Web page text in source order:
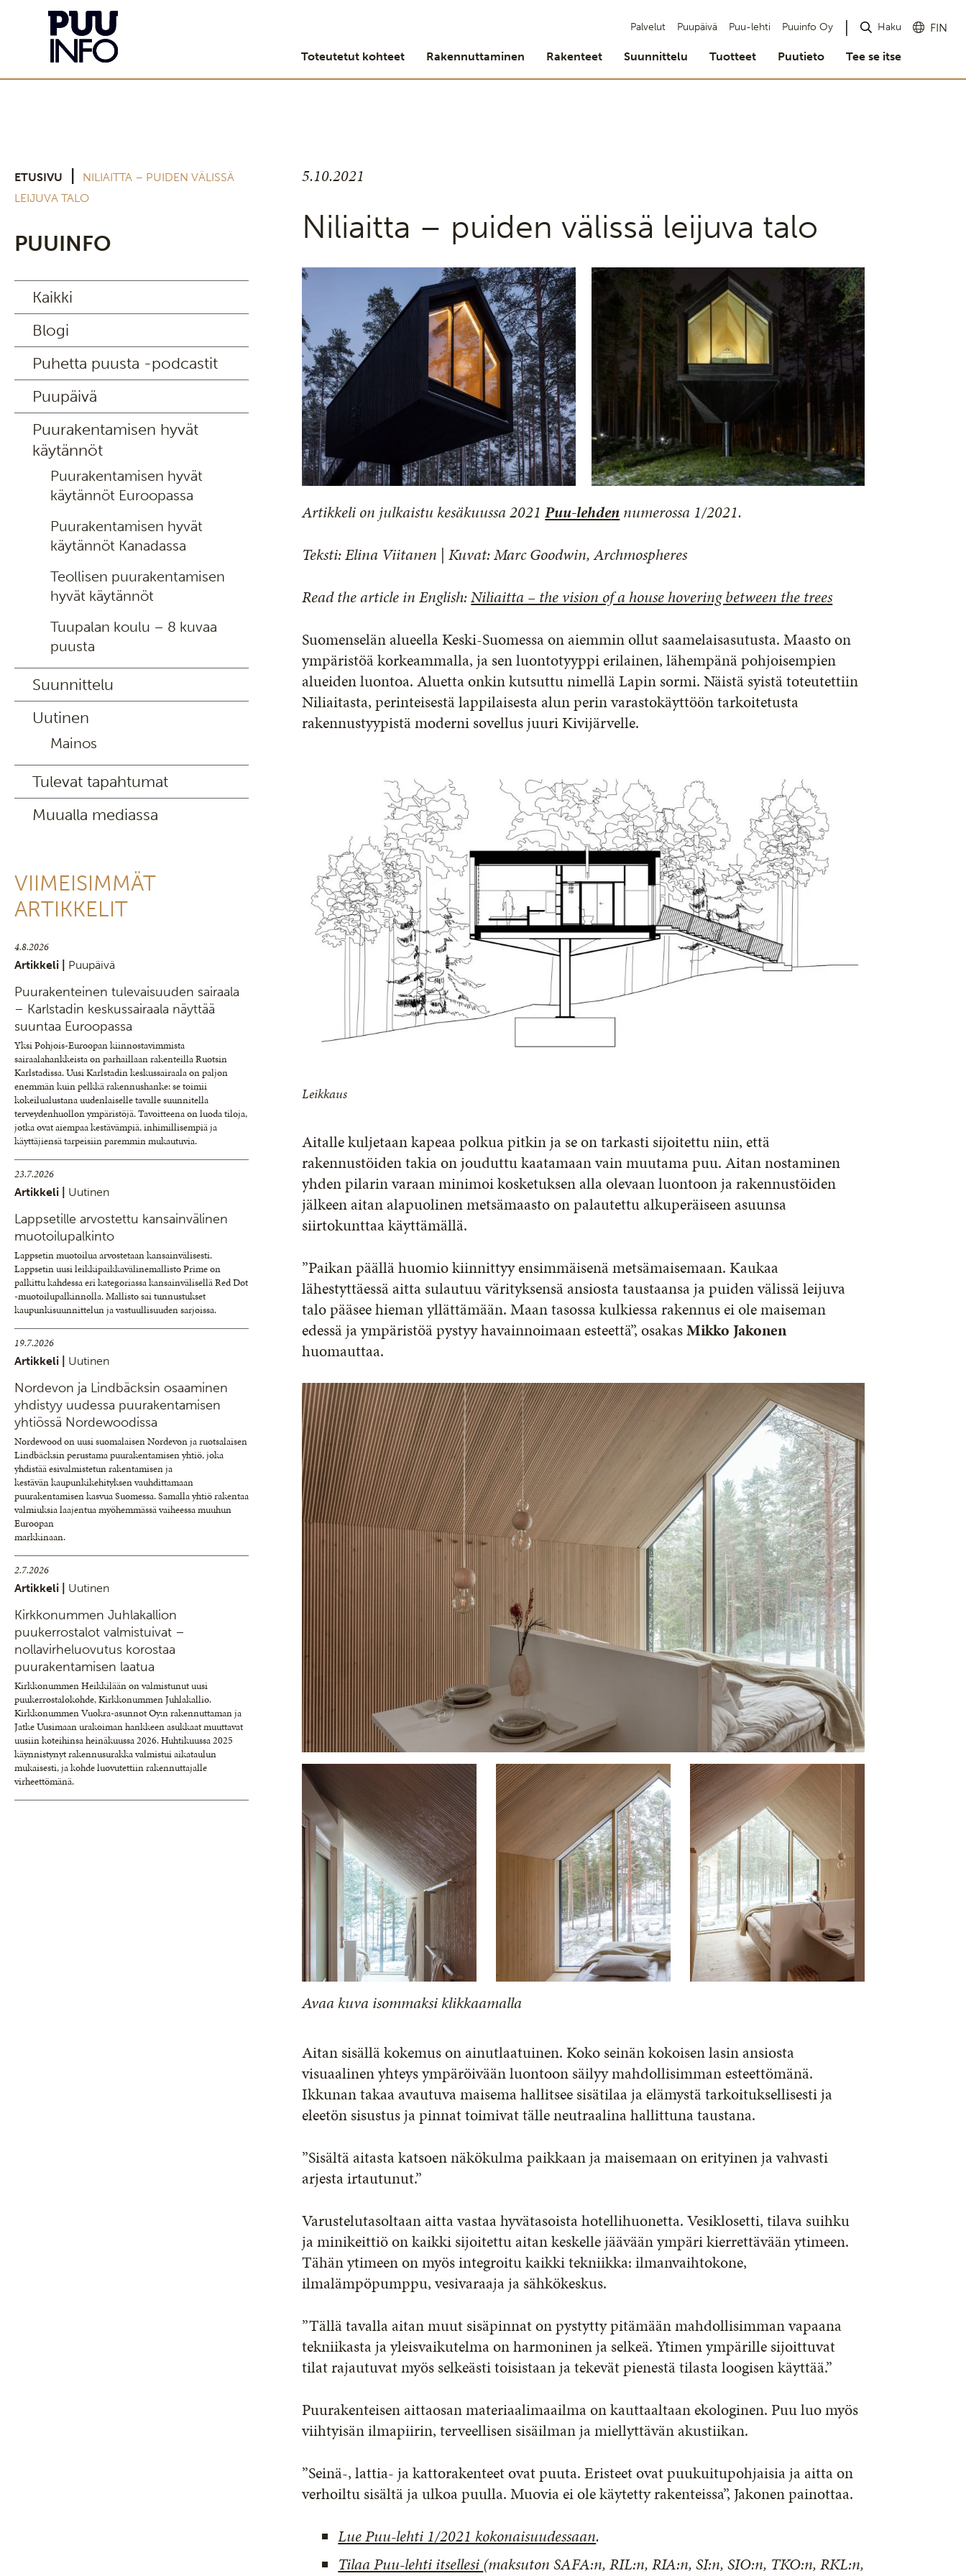
Palvelut Puupäivä Puu-lehti Puuinfo Oy Haku FIN
Toteutetut kohteet Rakennuttaminen Rakenteet Suunnittelu Tuotteet Puutieto Tee se itse
ETUSIVU
NILIAITTA – PUIDEN VÄLISSÄ
LEIJUVA TALO
PUUINFO
Kaikki
Blogi
Puhetta puusta -podcastit
Puupäivä
Puurakentamisen hyvät
käytännöt
Puurakentamisen hyvät
käytännöt Euroopassa
Puurakentamisen hyvät
käytännöt Kanadassa
Teollisen puurakentamisen
hyvät käytännöt
Tuupalan koulu – 8 kuvaa
puusta
Suunnittelu
Uutinen
Mainos
Tulevat tapahtumat
Muualla mediassa
VIIMEISIMMÄT
ARTIKKELIT
4.8.2026
Artikkeli | Puupäivä
Puurakenteinen tulevaisuuden sairaala
– Karlstadin keskussairaala näyttää
suuntaa Euroopassa
Yksi Pohjois-Euroopan kiinnostavimmista
sairaalahankkeista on parhaillaan rakenteilla Ruotsin
Karlstadissa. Uusi Karlstadin keskussairaala on paljon
enemmän kuin pelkkä rakennushanke: se toimii
kokeilualustana uudenlaiselle tavalle suunnitella
terveydenhuollon ympäristöjä. Tavoitteena on luoda tiloja,
jotka ovat aiempaa kestävämpiä, inhimillisempiä ja
käyttäjiensä tarpeisiin paremmin mukautuvia.
23.7.2026
Artikkeli | Uutinen
Lappsetille arvostettu kansainvälinen
muotoilupalkinto
Lappsetin muotoilua arvostetaan kansainvälisesti.
Lappsetin uusi leikkipaikkavälinemallisto Prime on
palkittu kahdessa eri kategoriassa kansainvälisellä Red Dot
-muotoilupalkinnolla. Mallisto sai tunnustukset
kaupunkisuunnittelun ja vastuullisuuden sarjoissa.
19.7.2026
Artikkeli | Uutinen
Nordevon ja Lindbäcksin osaaminen
yhdistyy uudessa puurakentamisen
yhtiössä Nordewoodissa
Nordewood on uusi suomalaisen Nordevon ja ruotsalaisen
Lindbäcksin perustama puurakentamisen yhtiö, joka
yhdistää esivalmistetun rakentamisen ja
kestävän kaupunkikehityksen vauhdittamaan
puurakentamisen kasvua Suomessa. Samalla yhtiö rakentaa
valmiuksia laajentua myöhemmässä vaiheessa muuhun
Euroopan
markkinaan.
2.7.2026
Artikkeli | Uutinen
Kirkkonummen Juhlakallion
puukerrostalot valmistuivat –
nollavirheluovutus korostaa
puurakentamisen laatua
Kirkkonummen Heikkilään on valmistunut uusi
puukerrostalokohde, Kirkkonummen Juhlakallio.
Kirkkonummen Vuokra-asunnot Oy:n rakennuttaman ja
Jatke Uusimaan urakoiman hankkeen asukkaat muuttavat
uusiin koteihinsa heinäkuussa 2026. Huhtikuussa 2025
käynnistynyt rakennusurakka valmistui aikataulun
mukaisesti, ja kohde luovutettiin rakennuttajalle
virheettömänä.
5.10.2021
Niliaitta – puiden välissä leijuva talo
Artikkeli on julkaistu kesäkuussa 2021Puu-lehdennumerossa 1/2021.
Teksti: Elina Viitanen |Kuvat: Marc Goodwin, Archmospheres
Read the article in English:Niliaitta – the vision of a house hovering between the trees
Suomenselän alueella Keski-Suomessa on aiemmin ollut saamelaisasutusta. Maasto on
ympäristöä korkeammalla, ja sen luontotyyppi erilainen, lähempänä pohjoisempien
alueiden luontoa. Aluetta onkin kutsuttu nimellä Lapin sormi. Näistä syistä toteutettiin
Niliaitasta, perinteisestä lappilaisesta alun perin varastokäyttöön tarkoitetusta
rakennustyypistä moderni sovellus juuri Kivijärvelle.
Leikkaus
Aitalle kuljetaan kapeaa polkua pitkin ja se on tarkasti sijoitettu niin, että
rakennustöiden takia on jouduttu kaatamaan vain muutama puu. Aitan nostaminen
yhden pilarin varaan minimoi kosketuksen alla olevaan luontoon ja rakennustöiden
jälkeen aitan alapuolinen metsämaasto on palautettu alkuperäiseen asuunsa
siirtokunttaa käyttämällä.
”Paikan päällä huomio kiinnittyy ensimmäisenä metsämaisemaan. Kaukaa
lähestyttäessä aitta sulautuu värityksensä ansiosta taustaansa ja puiden välissä leijuva
talo pääsee hieman yllättämään. Maan tasossa kulkiessa rakennus ei ole maiseman
edessä ja ympäristöä pystyy havainnoimaan esteettä”, osakasMikko Jakonen
huomauttaa.
Avaa kuva isommaksi klikkaamalla
Aitan sisällä kokemus on ainutlaatuinen. Koko seinän kokoisen lasin ansiosta
visuaalinen yhteys ympäröivään luontoon säilyy mahdollisimman esteettömänä.
Ikkunan takaa avautuva maisema hallitsee sisätilaa ja elämystä tarkoituksellisesti ja
eleetön sisustus ja pinnat toimivat tälle neutraalina hallittuna taustana.
”Sisältä aitasta katsoen näkökulma paikkaan ja maisemaan on erityinen ja vahvasti
arjesta irtautunut.”
Varustelutasoltaan aitta vastaa hyvätasoista hotellihuonetta. Vesiklosetti, tilava suihku
ja minikeittiö on kaikki sijoitettu aitan keskelle jäävään ympäri kierrettävään ytimeen.
Tähän ytimeen on myös integroitu kaikki tekniikka: ilmanvaihtokone,
ilmalämpöpumppu, vesivaraaja ja sähkökeskus.
”Tällä tavalla aitan muut sisäpinnat on pystytty pitämään mahdollisimman vapaana
tekniikasta ja yleisvaikutelma on harmoninen ja selkeä. Ytimen ympärille sijoittuvat
tilat rajautuvat myös selkeästi toisistaan ja tekevät pienestä tilasta loogisen käyttää.”
Puurakenteisen aittaosan materiaalimaailma on kauttaaltaan ekologinen. Puu luo myös
viihtyisän ilmapiirin, terveellisen sisäilman ja miellyttävän akustiikan.
”Seinä-, lattia- ja kattorakenteet ovat puuta. Eristeet ovat puukuitupohjaisia ja aitta on
verhoiltu sisältä ja ulkoa puulla. Muovia ei ole käytetty rakenteissa”, Jakonen painottaa.
Lue Puu-lehti 1/2021 kokonaisuudessaan.
Tilaa Puu-lehti itsellesi(maksuton SAFA:n, RIL:n, RIA:n, SI:n, SIO:n, TKO:n, RKL:n,